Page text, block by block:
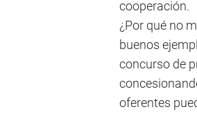
cooperación.
¿Por qué no
buenos
concurso de
oferentes